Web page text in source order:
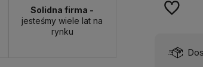
Solidna firma -
jesteśmy wiele lat na
rynku